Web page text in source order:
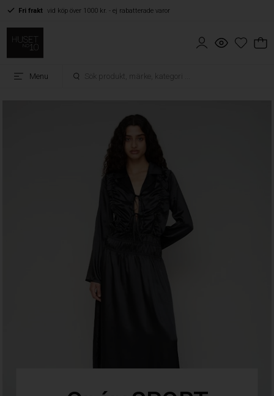
Fri frakt vid köp över 1000 kr. - ej rabatterade varor
Menu